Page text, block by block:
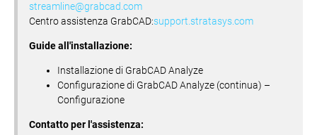
streamline@grabcad.com
Centro assistenza GrabCAD:support.stratasys.com
Guide all'installazione:
Installazione di GrabCAD Analyze
Configurazione di GrabCAD Analyze (continua) –
Configurazione
Contatto per l'assistenza: